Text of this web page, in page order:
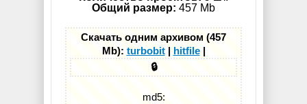
Общий размер: 457 Mb
Скачать одним архивом (457
Mb): turbobit| hitfile|
🔒
md5: